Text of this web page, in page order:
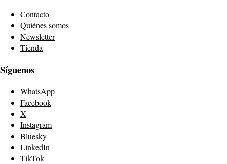
Contacto
Quiénes somos
Newsletter
Tienda
Síguenos
WhatsApp
Facebook
X
Instagram
Bluesky
LinkedIn
TikTok